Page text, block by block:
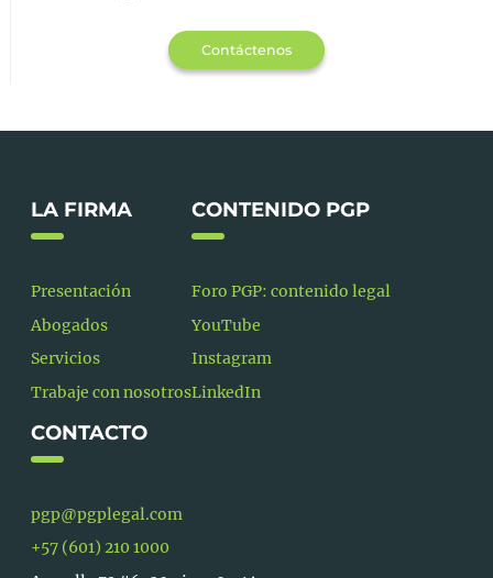
Contáctenos
LA FIRMA
Presentación
Abogados
Servicios
Trabaje con nosotros
CONTENIDO PGP
Foro PGP: contenido legal
YouTube
Instagram
LinkedIn
CONTACTO
pgp@pgplegal.com
+57 (601) 210 1000